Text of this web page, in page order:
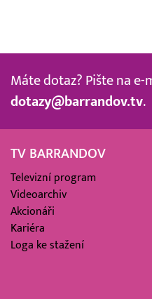
Máte dotaz? Pište na e-
dotazy@barrandov.tv.
TV BARRANDOV
Televizní program
Videoarchiv
Akcionáři
Kariéra
Loga ke stažení